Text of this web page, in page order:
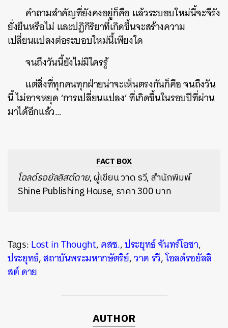
คำถามสำคัญที่ยังคงอยู่ก็คือ แล้วระบอบใหม่นี้จะจีรัง
ยั่งยืนหรือไม่ และปฏิกิริยาที่เกิดขึ้นจะสร้างความ
เปลี่ยนแปลงต่อระบอบใหม่นี้เพียงใด
จนถึงวันนี้ยังไม่มีใครรู้
แต่สิ่งที่ทุกคนทุกฝ่ายน่าจะเห็นตรงกันก็คือ จนถึงวัน
นี้ ไม่อาจหยุด ‘การเปลี่ยนแปลง’ ที่เกิดขึ้นในรอบปีที่ผ่าน
มาได้อีกแล้ว…
FACT BOX
โอลด์รอยัลลิสต์ดาย, ผู้เขียน วาด รวี, สำนักพิมพ์
Shine Publishing House, ราคา 300 บาท
Tags:Lost in Thought,คสช.,ประยุทธ์ จันทร์โอชา,
ประยุทธ์,สถาบันพระมหากษัตริย์,วาด รวี,โอลด์รอยัลลิ
สต์ ดาย
AUTHOR